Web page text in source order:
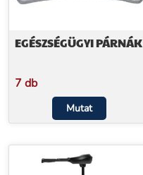
EGÉSZSÉGÜGYI PÁRNÁK
7 db
Mutat